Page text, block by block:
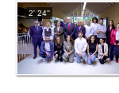
2' 24''